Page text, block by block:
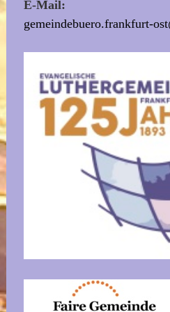
E-Mail:
gemeindebuero.frankfurt-